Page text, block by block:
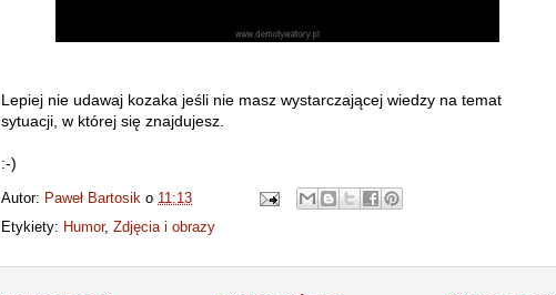
Lepiej nie udawaj kozaka jeśli nie masz wystarczającej wiedzy na temat
sytuacji, w której się znajdujesz.
:-)
Autor: Paweł Bartosik o 11:13
Etykiety: Humor, Zdjęcia i obrazy